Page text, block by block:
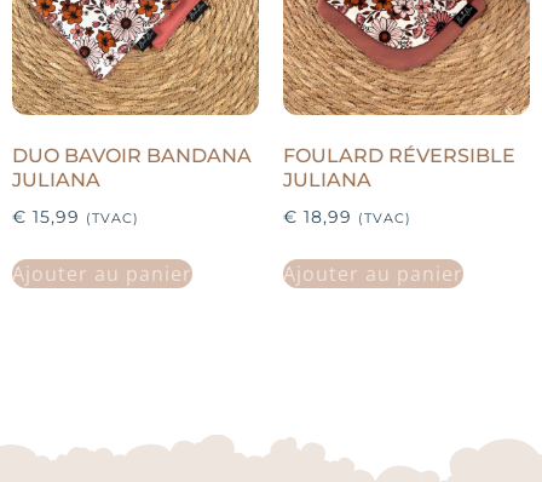
DUO BAVOIR BANDANA
JULIANA
€ 15,99 (TVAC)
Ajouter au panier
FOULARD RÉVERSIBLE
JULIANA
€ 18,99 (TVAC)
Ajouter au panier